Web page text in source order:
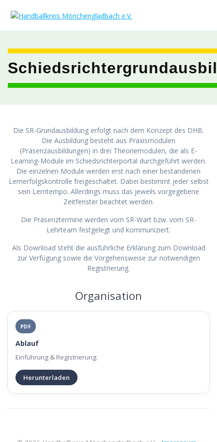
Inhalt
Die SR-Grundausbildung erfolgt nach dem Konzept des DHB.
Die Ausbildung besteht aus Praxismodulen
(Präsenzausbildungen) in drei Theoriemodulen, die als E-
Learning-Module im Schiedsrichterportal durchgeführt werden.
Die einzelnen Module werden erst nach einer bestandenen
Lernerfolgskontrolle freigeschaltet. Dabei bestimmt jeder selbst
sein Lerntempo. Allerdings muss das jeweils vorgegebene
Zeitfenster beachtet werden.
Die Präsenztermine werden vom SR-Wart bzw. vom SR-
Lehrteam festgelegt und kommuniziert.
Als Download steht die ausführliche Erklärung zum Download
zur Verfügung sowie die Vorgehensweise zur notwendigen
Registrierung.
Organisation
PDF
Ablauf
Einführung & Registrierung.
Herunterladen